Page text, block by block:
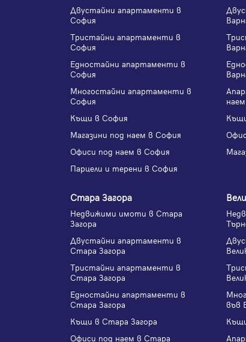
Двустайни апартаменти в
София
Тристайни апартаменти в
София
Едностайни апартаменти в
София
Многостайни апартаменти в
София
Къщи в София
Магазини под наем в София
Офиси под наем в София
Парцели и терени в София
Стара Загора
Недвижими имоти в Стара
Загора
Двустайни апартаменти в
Стара Загора
Тристайни апартаменти в
Стара Загора
Едностайни апартаменти в
Стара Загора
Къщи в Стара Загора
Офиси под наем в Стара
във